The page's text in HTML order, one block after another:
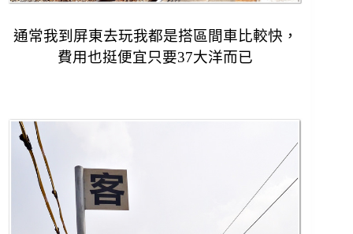
通常我到屏東去玩我都是搭區間車比較快，
費用也挺便宜只要37大洋而已